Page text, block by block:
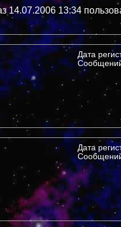
14.07.2006 13:34
Дата
Дата